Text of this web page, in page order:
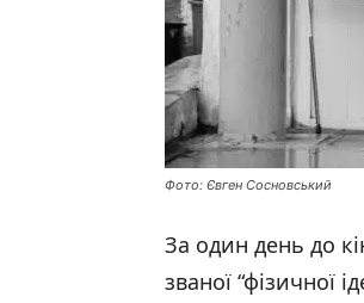
Фото: Євген Сосновський
За один день до
званої “фізичної